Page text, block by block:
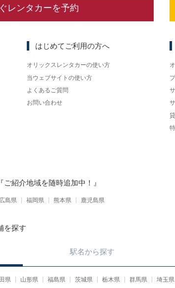
レンタカーを予約
はじめてご利用の方へ
オリックスレンタカーの使い方
当ウェブサイトの使い方
よくあるご質問
お問い合わせ
『ご紹介地域を随時追加中！』
広島県 福岡県 熊本県 鹿児島県
を探す
駅名から探す
県 山形県 福島県 茨城県 栃木県 群馬県 埼玉県